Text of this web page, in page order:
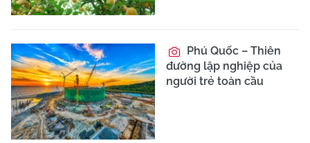
Phú Quốc – Thiên
đường lập nghiệp của
người trẻ toàn cầu